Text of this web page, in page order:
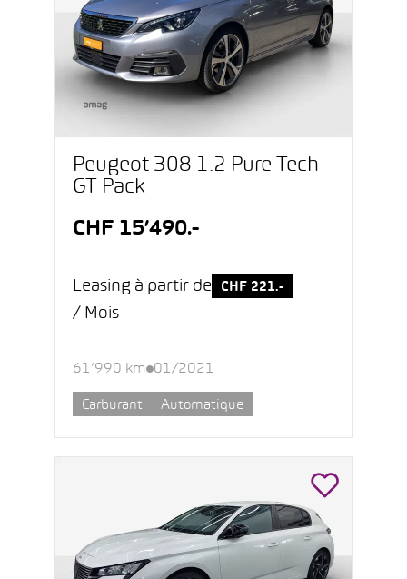
Peugeot 308 1.2 Pure Tech
GT Pack
CHF 15’490.-
Leasing à partir de CHF 221.-
/ Mois
61’990 km 01/2021
Carburant Automatique